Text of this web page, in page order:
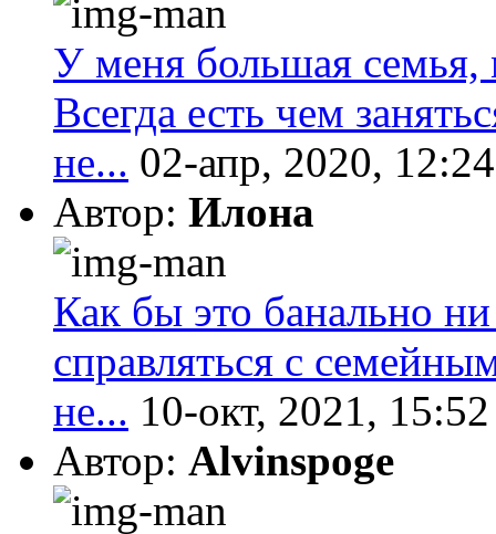
У меня большая
Всегда есть чем
не... 02-апр, 2020, 12:24
Автор: Илона
Как бы это банально
справляться с
не... 10-окт, 2021, 15:52
Автор: Alvinspoge